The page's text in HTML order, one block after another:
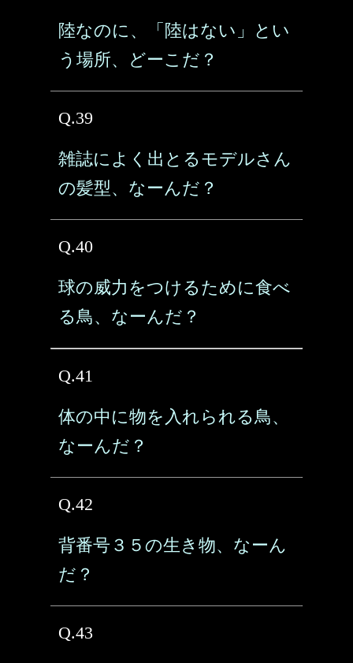
陸なのに、「陸はない」とい
う場所、どーこだ？
Q.39
雑誌によく出とるモデルさん
の髪型、なーんだ？
Q.40
球の威力をつけるために食べ
る鳥、なーんだ？
Q.41
体の中に物を入れられる鳥、
なーんだ？
Q.42
背番号３５の生き物、なーん
だ？
Q.43